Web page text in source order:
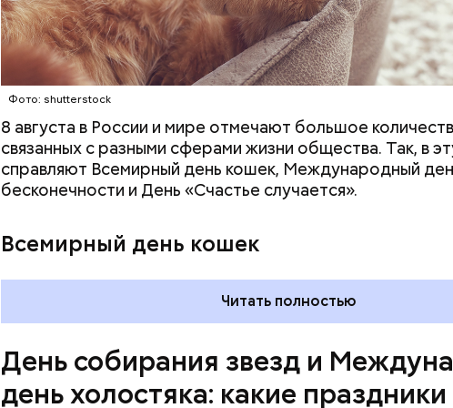
Фото: shutterstock
8 августа в России и мире отмечают большое
связанных с разными сферами жизни общества. Так, в
справляют Всемирный день кошек, Международный
бесконечности и День «Счастье случается».
Всемирный день кошек
Читать полностью
День собирания звезд и
день холостяка: какие праздники
Международный день холостяка
— Кабачки, порезанные кубиками, нужно легко
сковороде. К ним добавляются зелень петрушки, чеснок,
оливковое масло. Получается очень вкусно, —